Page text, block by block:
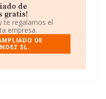
es una Sociedad
de hortalizas,
no tiene actividad en
distintos rankings: ha
sectorial, en el
Lux-berry S.LyAgro
de
gratis!
te regalamos el
empresa.
DE
SL.